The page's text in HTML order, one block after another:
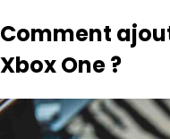
Comment
Xbox One ?